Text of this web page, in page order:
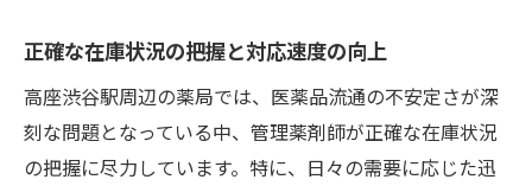
正確な在庫状況の把握と対応速度の向上
高座渋谷駅周辺の薬局では、医薬品流通の不安定さが深
刻な問題となっている中、管理薬剤師が正確な在庫状況
の把握に尽力しています。特に、日々の需要に応じた迅